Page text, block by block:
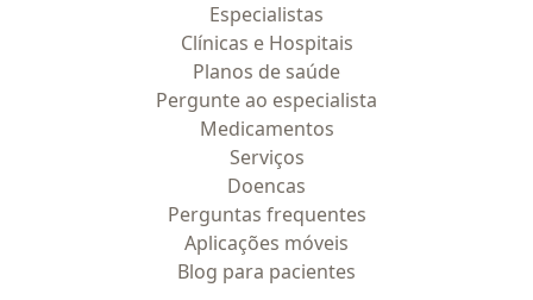
Especialistas
Clínicas e Hospitais
Planos de saúde
Pergunte ao especialista
Medicamentos
Serviços
Doencas
Perguntas frequentes
Aplicações móveis
Blog para pacientes